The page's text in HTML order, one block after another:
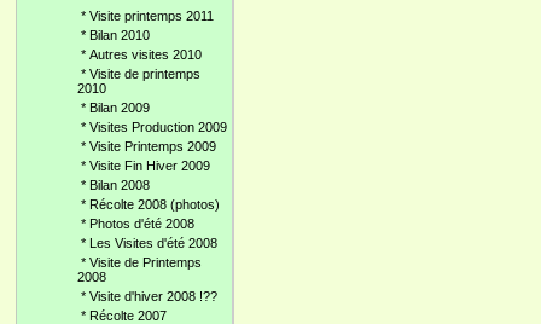
* Visite printemps 2011
* Bilan 2010
* Autres visites 2010
* Visite de printemps
2010
* Bilan 2009
* Visites Production 2009
* Visite Printemps 2009
* Visite Fin Hiver 2009
* Bilan 2008
* Récolte 2008 (photos)
* Photos d'été 2008
* Les Visites d'été 2008
* Visite de Printemps
2008
* Visite d'hiver 2008 !??
* Récolte 2007